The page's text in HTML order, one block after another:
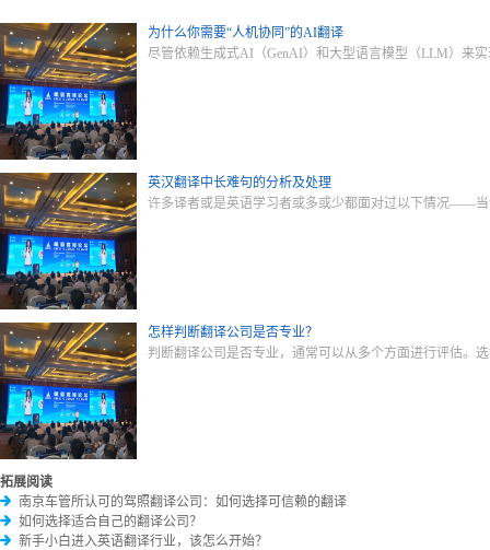
为什么你需要“人机协同”的AI翻译
尽管依赖生成式AI（GenAI）和大型语言模型（LLM）来
英汉翻译中长难句的分析及处理
许多译者或是英语学习者或多或少都面对过以下情况——
怎样判断翻译公司是否专业？
判断翻译公司是否专业，通常可以从多个方面进行评估。
拓展阅读
南京车管所认可的驾照翻译公司：如何选择可信赖的翻译
如何选择适合自己的翻译公司？
新手小白进入英语翻译行业，该怎么开始？